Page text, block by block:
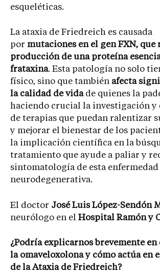
esqueléticas.
La ataxia de Friedreich es causada
por mutaciones en el gen FXN, que
producción de una proteína
frataxina. Esta patología no solo
físico, sino que también afecta
la calidad de vidade quienes la
haciendo crucial la investigación y
de terapias que puedan ralentizar
y mejorar el bienestar de los
la implicación científica en la
tratamiento que ayude a paliar y
sintomatología de esta enfermedad
neurodegenerativa.
El doctor José Luis López-Sendón
neurólogo en el Hospital Ramón y
¿Podría explicarnos brevemente en
la omaveloxolona y cómo actúa en
de la Ataxia de Friedreich?